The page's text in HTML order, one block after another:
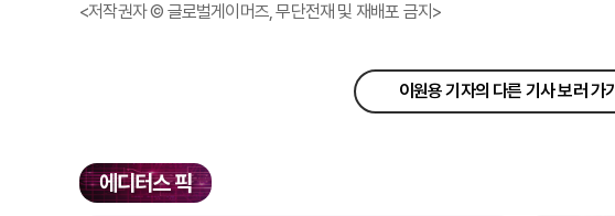
<저작권자 © 글로벌게이머즈, 무단전재 및 재배포 금지>
이원용 기자의 다른 기사 보러 가기
에디터스 픽